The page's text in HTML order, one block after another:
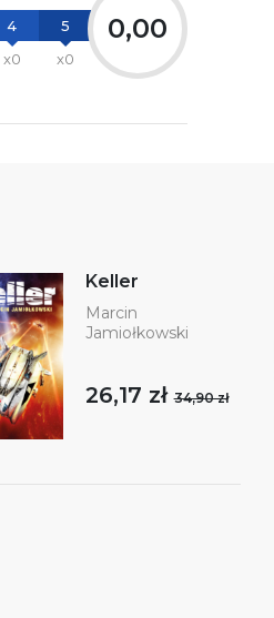
4
x0
5
x0
0,00
Keller
Marcin
Jamiołkowski
26,17 zł34,90 zł